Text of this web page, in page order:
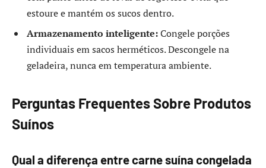
estoure e mantém os sucos dentro.
Armazenamento inteligente:Congele porções
individuais em sacos herméticos. Descongele na
geladeira, nunca em temperatura ambiente.
Perguntas Frequentes Sobre Produtos
Suínos
Qual a diferença entre carne suína congelada